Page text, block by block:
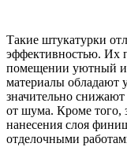
Такие штукатурки
эффективностью. Их
помещении уютный и
материалы обладают
значительно
от шума. Кроме того,
нанесения слоя
отделочными